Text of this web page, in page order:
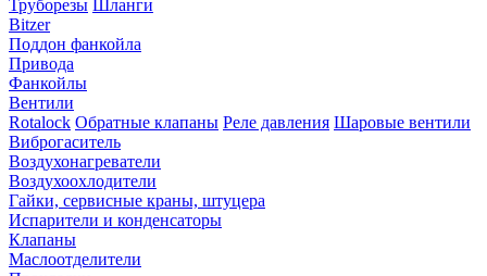
Труборезы Шланги
Bitzer
Поддон фанкойла
Привода
Фанкойлы
Вентили
Rotalock Обратные клапаны Реле давления Шаровые вентили
Виброгаситель
Воздухонагреватели
Воздухоохлодители
Гайки, сервисные краны, штуцера
Испарители и конденсаторы
Клапаны
Маслоотделители